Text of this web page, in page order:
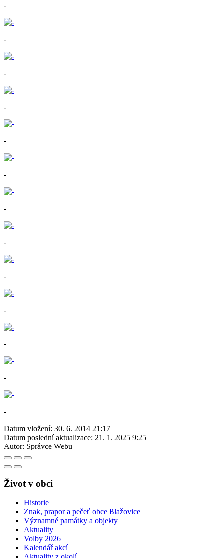
-
-
-
-
-
-
-
-
-
-
-
-
-
Datum vložení: 30. 6. 2014 21:17
Datum poslední aktualizace: 21. 1. 2025 9:25
Autor: Správce Webu
Život v obci
Historie
Znak, prapor a pečeť obce Blažovice
Významné památky a objekty
Aktuality
Volby 2026
Kalendář akcí